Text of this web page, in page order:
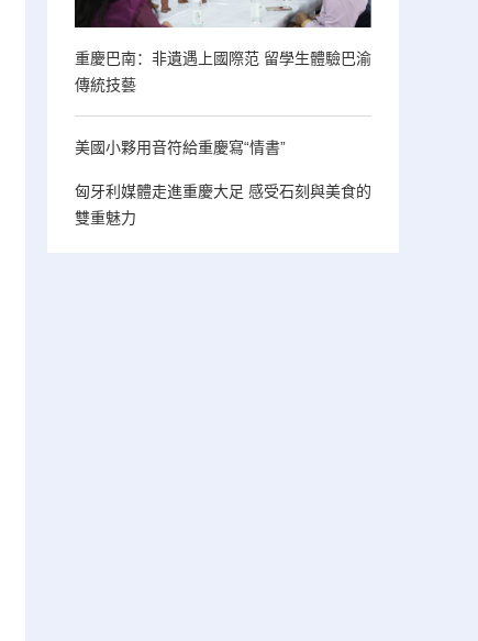
重慶巴南：非遺遇上國際范 留學生體驗巴渝
傳統技藝
美國小夥用音符給重慶寫“情書”
匈牙利媒體走進重慶大足 感受石刻與美食的
雙重魅力